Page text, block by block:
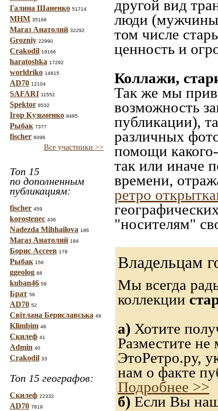
Галина Шаненко 51714
МНМ 35166
Магаз Анатолий 32292
Grozniy 22990
Crakodil 19166
haratoshka 17292
worldriko 14815
AD70 12104
SAFARI 11552
Spektor 8532
Ігор Кузьменко 8485
Рыбак 7377
fischer 6098
Все участники >>
Топ 15
по дополненным
публикациям:
fischer 459
korostenec 436
Nadezda Mihhailova 186
Магаз Анатолий 184
Борис Ассеев 178
Рыбак 156
ggeolog 88
kuban46 59
Брат 56
AD70 52
Світлана Бериславська 49
Klimbim 48
Скилеф 41
Admin 40
Crakodil 33
Топ 15 географов:
Скилеф 22332
AD70 7819
другой вид
люди
том числе
ценность и
Коллажи,
Так же мы
возможность
публикации),
различных
помощи
так или иначе
времени,
ретро
"носителям"
Владельцам
Мы всегда
коллекции
а) Хотите
Разместите
ЭтоРетро.ру,
нам о факте
Подробнее >>
б) Если Вы